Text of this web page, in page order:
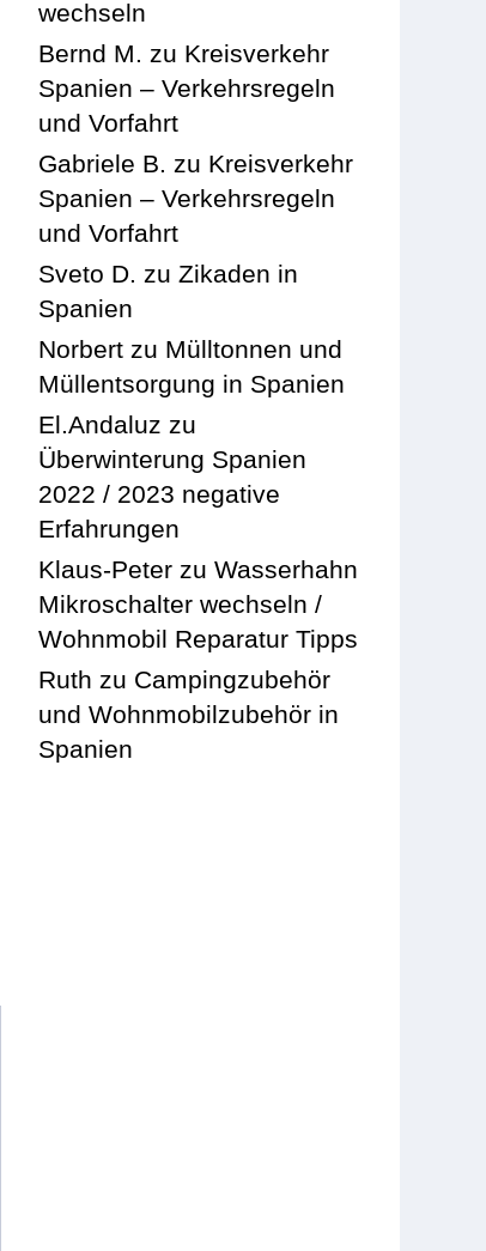
wechseln
Bernd M. zu Kreisverkehr
Spanien – Verkehrsregeln
und Vorfahrt
Gabriele B. zu Kreisverkehr
Spanien – Verkehrsregeln
und Vorfahrt
Sveto D. zuZikaden in
Spanien
Norbert zu Mülltonnen und
Müllentsorgung in Spanien
El.Andaluz zu
Überwinterung Spanien
2022 / 2023 negative
Erfahrungen
Klaus-Peter zuWasserhahn
Mikroschalter wechseln /
Wohnmobil Reparatur Tipps
Ruth zu Campingzubehör
und Wohnmobilzubehör in
Spanien